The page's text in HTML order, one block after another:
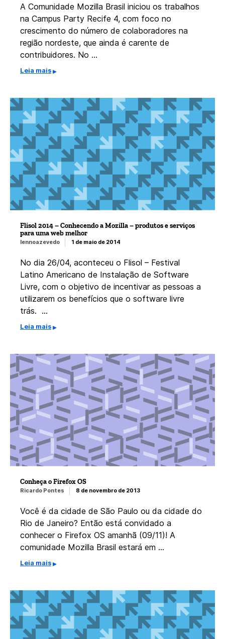
A Comunidade Mozilla Brasil iniciou os trabalhos
na Campus Party Recife 4, com foco no
crescimento do número de colaboradores na
região nordeste, que ainda é carente de
contribuidores. No …
Leia mais
Flisol 2014 – Conhecendo a Mozilla – produtos e serviços
para uma web melhor
lennoazevedo 1 de maio de 2014
No dia 26/04, aconteceu o Flisol – Festival
Latino Americano de Instalação de Software
Livre, com o objetivo de incentivar as pessoas a
utilizarem os benefícios que o software livre
trás. …
Leia mais
Conheça o Firefox OS
Ricardo Pontes 8 de novembro de 2013
Você é da cidade de São Paulo ou da cidade do
Rio de Janeiro? Então está convidado a
conhecer o Firefox OS amanhã (09/11)! A
comunidade Mozilla Brasil estará em …
Leia mais